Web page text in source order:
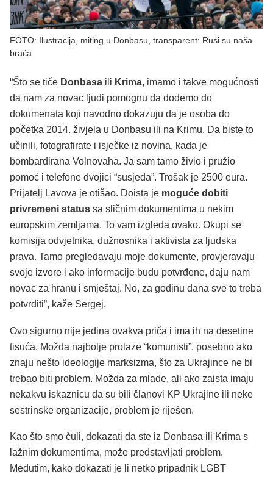
FOTO: Ilustracija, miting u Donbasu, transparent: Rusi su naša
braća
“Što se tiče Donbasa ili Krima, imamo i takve mogućnosti
da nam za novac ljudi pomognu da dođemo do
dokumenata koji navodno dokazuju da je osoba do
početka 2014. živjela u Donbasu ili na Krimu. Da biste to
učinili, fotografirate i isječke iz novina, kada je
bombardirana Volnovaha. Ja sam tamo živio i pružio
pomoć i telefone dvojici “susjeda”. Trošak je 2500 eura.
Prijatelj Lavova je otišao. Doista je moguće dobiti
privremeni status sa sličnim dokumentima u nekim
europskim zemljama. To vam izgleda ovako. Okupi se
komisija odvjetnika, dužnosnika i aktivista za ljudska
prava. Tamo pregledavaju moje dokumente, provjeravaju
svoje izvore i ako informacije budu potvrđene, daju nam
novac za hranu i smještaj. No, za godinu dana sve to treba
potvrditi”, kaže Sergej.
Ovo sigurno nije jedina ovakva priča i ima ih na desetine
tisuća. Možda najbolje prolaze “komunisti”, posebno ako
znaju nešto ideologije marksizma, što za Ukrajince ne bi
trebao biti problem. Možda za mlade, ali ako zaista imaju
nekakvu iskaznicu da su bili članovi KP Ukrajine ili neke
sestrinske organizacije, problem je riješen.
Kao što smo čuli, dokazati da ste iz Donbasa ili Krima s
lažnim dokumentima, može predstavljati problem.
Međutim, kako dokazati je li netko pripadnik LGBT